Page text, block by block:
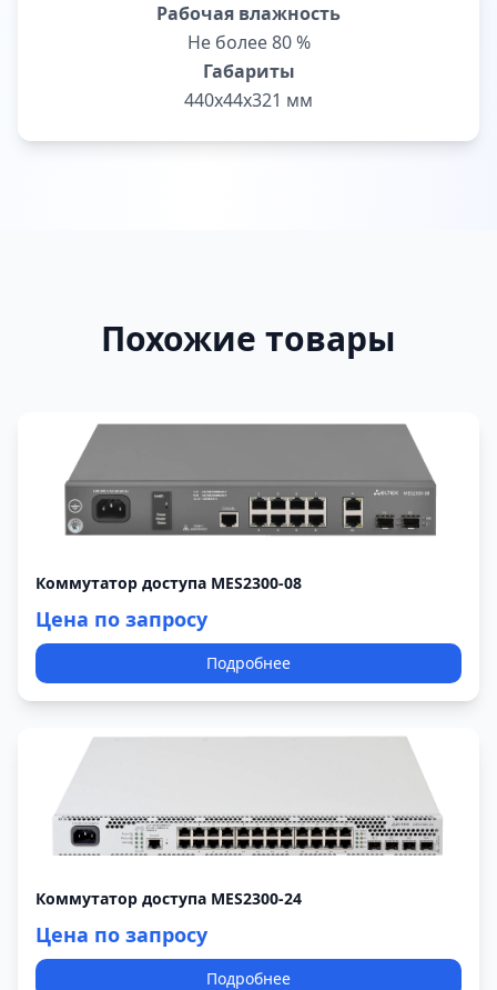
Рабочая влажность
Не более 80 %
Габариты
440x44x321 мм
Похожие товары
Коммутатор доступа MES2300-08
Цена по запросу
Подробнее
Коммутатор доступа MES2300-24
Цена по запросу
Подробнее